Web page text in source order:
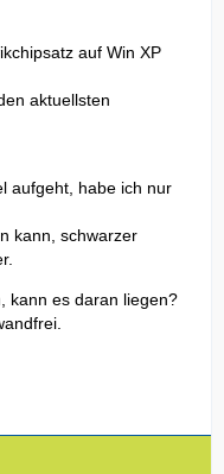
auf Win XP
aktuellsten
aufgeht, habe ich nur
kann, schwarzer
kann es daran liegen?